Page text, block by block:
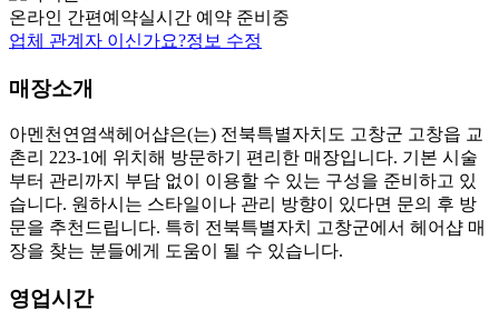
온라인 간편예약실시간 예약 준비중
업체 관계자 이신가요?정보 수정
매장소개
아멘천연염색헤어샵은(는) 전북특별자치도 고창군 고창읍 교
촌리 223-1에 위치해 방문하기 편리한 매장입니다. 기본 시술
부터 관리까지 부담 없이 이용할 수 있는 구성을 준비하고 있
습니다. 원하시는 스타일이나 관리 방향이 있다면 문의 후 방
문을 추천드립니다. 특히 전북특별자치 고창군에서 헤어샵 매
장을 찾는 분들에게 도움이 될 수 있습니다.
영업시간